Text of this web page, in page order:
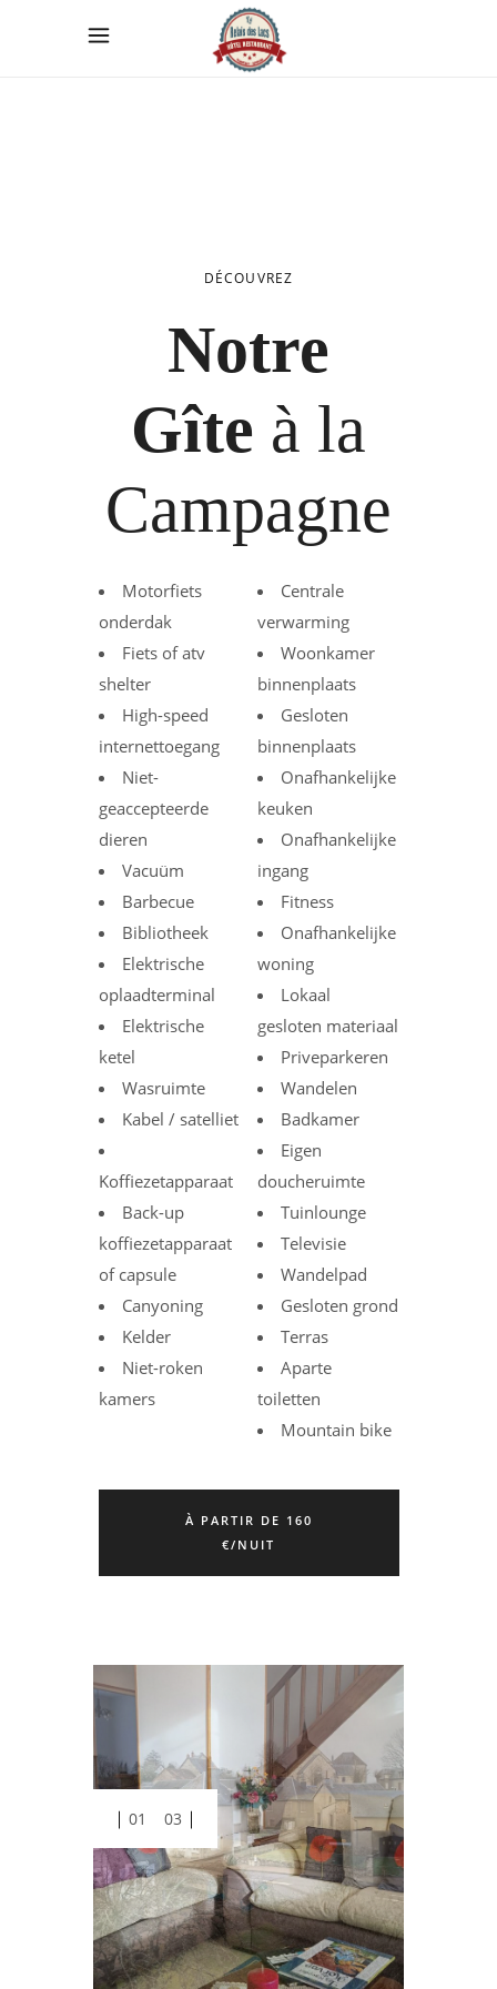
DÉCOUVREZ
Notre
Gîte à la
Campagne
Motorfiets
onderdak
Fiets of atv
shelter
High-speed
internettoegang
Niet-
geaccepteerde
dieren
Vacuüm
Barbecue
Bibliotheek
Elektrische
oplaadterminal
Elektrische
ketel
Wasruimte
Kabel / satelliet
Koffiezetapparaat
Back-up
koffiezetapparaat
of capsule
Canyoning
Kelder
Niet-roken
kamers
Centrale
verwarming
Woonkamer
binnenplaats
Gesloten
binnenplaats
Onafhankelijke
keuken
Onafhankelijke
ingang
Fitness
Onafhankelijke
woning
Lokaal
gesloten materiaal
Priveparkeren
Wandelen
Badkamer
Eigen
doucheruimte
Tuinlounge
Televisie
Wandelpad
Gesloten grond
Terras
Aparte
toiletten
Mountain bike
À PARTIR DE 160
€/NUIT
01 03